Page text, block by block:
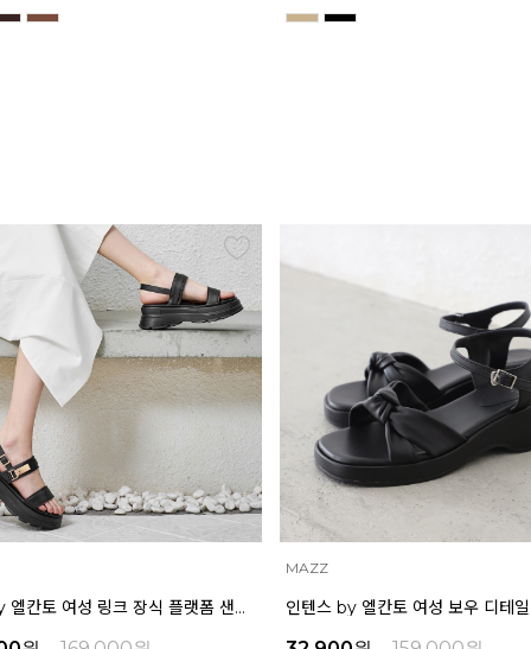
마쯔 by 엘칸토 여성 링크 장식 플랫폼 샌들 6cm LCWW50M626
MAZZ